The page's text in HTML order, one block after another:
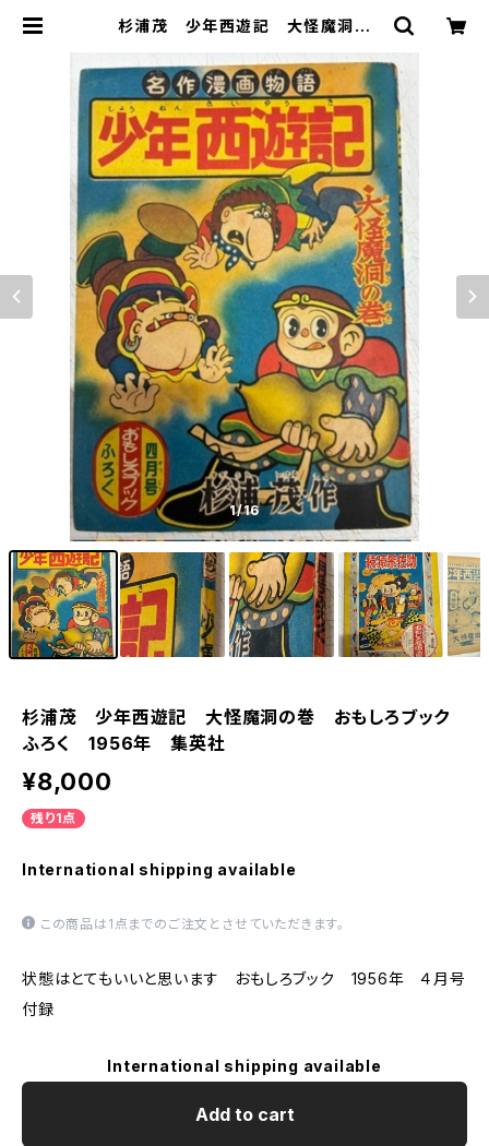
杉浦茂 少年西遊記 大怪魔洞の
年 集英社 | トムズボックス
1/16
杉浦茂 少年西遊記 大怪魔洞の巻 おもしろブック
ふろく 1956年 集英社
¥8,000
残り1点
International shipping available
この商品は1点までのご注文とさせていただきます。
状態はとてもいいと思います おもしろブック 1956年 ４月号
付録
International shipping available
Add to cart